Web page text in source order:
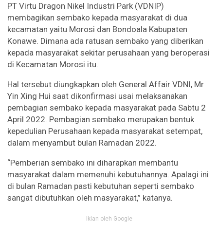
PT Virtu Dragon Nikel Industri Park (VDNIP)
membagikan sembako kepada masyarakat di dua
kecamatan yaitu Morosi dan Bondoala Kabupaten
Konawe. Dimana ada ratusan sembako yang diberikan
kepada masyarakat sekitar perusahaan yang beroperasi
di Kecamatan Morosi itu.
Hal tersebut diungkapkan oleh General Affair VDNI, Mr
Yin Xing Hui saat dikonfirmasi usai melaksanakan
pembagian sembako kepada masyarakat pada Sabtu 2
April 2022. Pembagian sembako merupakan bentuk
kepedulian Perusahaan kepada masyarakat setempat,
dalam menyambut bulan Ramadan 2022.
“Pemberian sembako ini diharapkan membantu
masyarakat dalam memenuhi kebutuhannya. Apalagi ini
di bulan Ramadan pasti kebutuhan seperti sembako
sangat dibutuhkan oleh masyarakat,” katanya.
Iklan oleh Google